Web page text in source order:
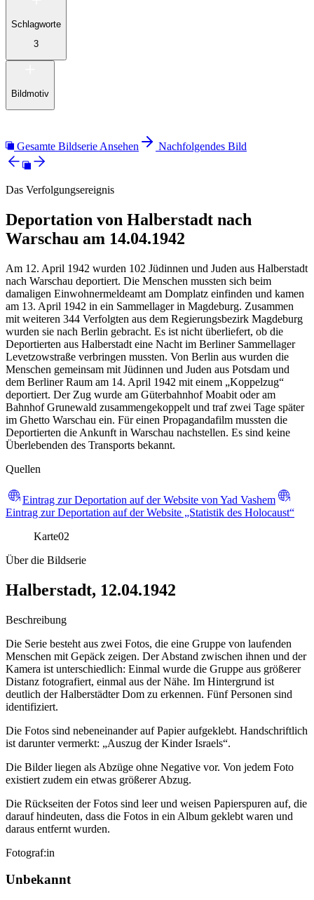
Schlagworte
3
Bildmotiv
Gesamte Bildserie Ansehen Nachfolgendes Bild
Das Verfolgungsereignis
Deportation von Halberstadt nach
Warschau am 14.04.1942
Am 12. April 1942 wurden 102 Jüdinnen und Juden aus Halberstadt
nach Warschau deportiert. Die Menschen mussten sich beim
damaligen Einwohnermeldeamt am Domplatz einfinden und kamen
am 13. April 1942 in ein Sammellager in Magdeburg. Zusammen
mit weiteren 344 Verfolgten aus dem Regierungsbezirk Magdeburg
wurden sie nach Berlin gebracht. Es ist nicht überliefert, ob die
Deportierten aus Halberstadt eine Nacht im Berliner Sammellager
Levetzowstraße verbringen mussten. Von Berlin aus wurden die
Menschen gemeinsam mit Jüdinnen und Juden aus Potsdam und
dem Berliner Raum am 14. April 1942 mit einem „Koppelzug“
deportiert. Der Zug wurde am Güterbahnhof Moabit oder am
Bahnhof Grunewald zusammengekoppelt und traf zwei Tage später
im Ghetto Warschau ein. Für einen Propagandafilm mussten die
Deportierten die Ankunft in Warschau nachstellen. Es sind keine
Überlebenden des Transports bekannt.
Quellen
Eintrag zur Deportation auf der Website von Yad Vashem
Eintrag zur Deportation auf der Website „Statistik des Holocaust“
Karte02
Über die Bildserie
Halberstadt, 12.04.1942
Beschreibung
Die Serie besteht aus zwei Fotos, die eine Gruppe von laufenden
Menschen mit Gepäck zeigen. Der Abstand zwischen ihnen und der
Kamera ist unterschiedlich: Einmal wurde die Gruppe aus größerer
Distanz fotografiert, einmal aus der Nähe. Im Hintergrund ist
deutlich der Halberstädter Dom zu erkennen. Fünf Personen sind
identifiziert.
Die Fotos sind nebeneinander auf Papier aufgeklebt. Handschriftlich
ist darunter vermerkt: „Auszug der Kinder Israels“.
Die Bilder liegen als Abzüge ohne Negative vor. Von jedem Foto
existiert zudem ein etwas größerer Abzug.
Die Rückseiten der Fotos sind leer und weisen Papierspuren auf, die
darauf hindeuten, dass die Fotos in ein Album geklebt waren und
daraus entfernt wurden.
Fotograf:in
Unbekannt